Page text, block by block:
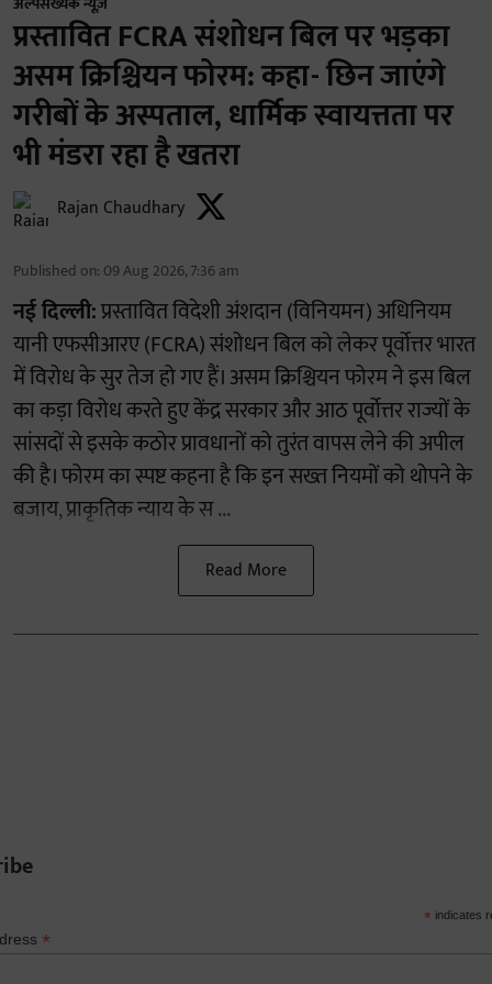
प्रस्तावित FCRA संशोधन बिल पर भड़का
असम क्रिश्चियन फोरम: कहा- छिन जाएंगे
गरीबों के अस्पताल, धार्मिक स्वायत्तता पर
भी मंडरा रहा है खतरा
Rajan Chaudhary
Published on: 09 Aug 2026, 7:36 am
नई दिल्ली:प्रस्तावित विदेशी अंशदान (विनियमन) अधिनियम
यानी एफसीआरए (FCRA) संशोधन बिल को लेकर पूर्वोत्तर भारत
में विरोध के सुर तेज हो गए हैं। असम क्रिश्चियन फोरम ने इस बिल
का कड़ा विरोध करते हुए केंद्र सरकार और आठ पूर्वोत्तर राज्यों के
सांसदों से इसके कठोर प्रावधानों को तुरंत वापस लेने की अपील
की है। फोरम का स्पष्ट कहना है कि इन सख्त नियमों को थोपने के
बजाय, प्राकृतिक न्याय के स ...
Read More
* indicates
*